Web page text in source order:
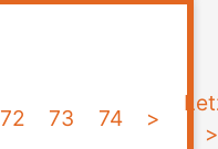
72 73 74 >